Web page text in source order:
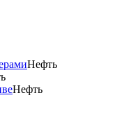
Нефть
Нефть